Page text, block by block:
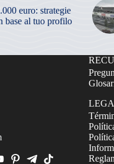
euro: strategie
base al tuo profilo